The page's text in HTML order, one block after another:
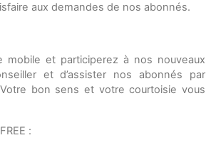
aux demandes de nos abonnés.
mobile et participerez à nos nouveaux
et d’assister nos abonnés par
bon sens et votre courtoisie vous
: